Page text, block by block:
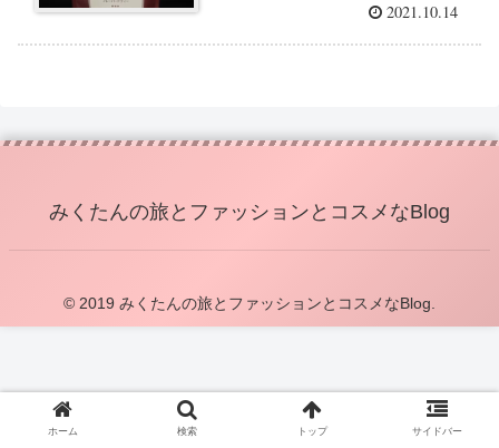
2021.10.14
みくたんの旅とファッションとコスメなBlog
© 2019 みくたんの旅とファッションとコスメなBlog.
ホーム 検索 トップ サイドバー